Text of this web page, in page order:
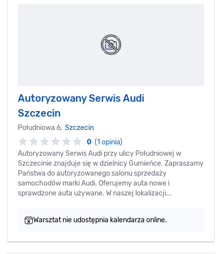
Autoryzowany Serwis Audi
Szczecin
Południowa 6, Szczecin
0 (1 opinia)
Autoryzowany Serwis Audi przy ulicy Południowej w
Szczecinie znajduje się w dzielnicy Gumieńce. Zapraszamy
Państwa do autoryzowanego salonu sprzedaży
samochodów marki Audi. Oferujemy auta nowe i
sprawdzone auta używane. W naszej lokalizacji...
Warsztat nie udostępnia kalendarza online.